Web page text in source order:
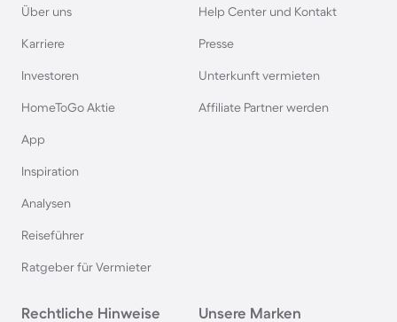
Über uns
Karriere
Investoren
HomeToGo Aktie
App
Inspiration
Analysen
Reiseführer
Ratgeber für Vermieter
Help Center und Kontakt
Presse
Unterkunft vermieten
Affiliate Partner werden
Rechtliche Hinweise Unsere Marken